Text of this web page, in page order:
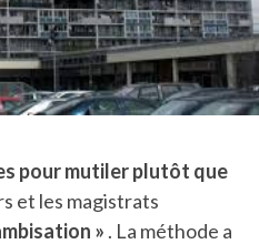
pour mutiler plutôt que
et les magistrats
» . La méthode a